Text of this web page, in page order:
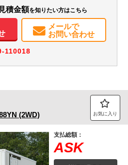
積金額を知りたい方はこちら
メールで
お問い合わせ
110018
(2WD) お気に入り
支払総額：
ASK